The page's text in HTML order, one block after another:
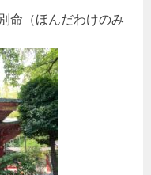
命（ほんだわけのみ